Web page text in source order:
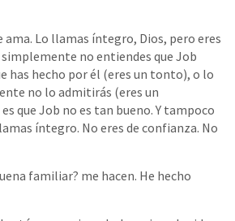
Lo llamas íntegro, Dios, pero eres
no entiendes que Job
has hecho por él (eres un tonto), o lo
no lo admitirás (eres un
que Job no es tan bueno. Y tampoco
íntegro. No eres de confianza. No
familiar? me hacen. He hecho